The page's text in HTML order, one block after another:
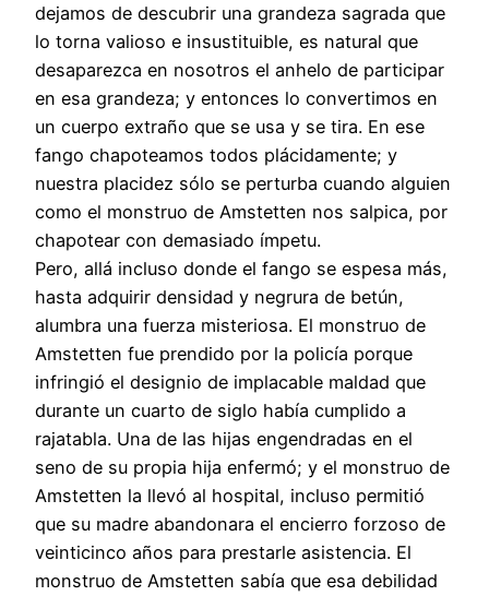
dejamos de descubrir una grandeza sagrada que
lo torna valioso e insustituible, es natural que
desaparezca en nosotros el anhelo de participar
en esa grandeza; y entonces lo convertimos en
un cuerpo extraño que se usa y se tira. En ese
fango chapoteamos todos plácidamente; y
nuestra placidez sólo se perturba cuando alguien
como el monstruo de Amstetten nos salpica, por
chapotear con demasiado ímpetu.
Pero, allá incluso donde el fango se espesa más,
hasta adquirir densidad y negrura de betún,
alumbra una fuerza misteriosa. El monstruo de
Amstetten fue prendido por la policía porque
infringió el designio de implacable maldad que
durante un cuarto de siglo había cumplido a
rajatabla. Una de las hijas engendradas en el
seno de su propia hija enfermó; y el monstruo de
Amstetten la llevó al hospital, incluso permitió
que su madre abandonara el encierro forzoso de
veinticinco años para prestarle asistencia. El
monstruo de Amstetten sabía que esa debilidad